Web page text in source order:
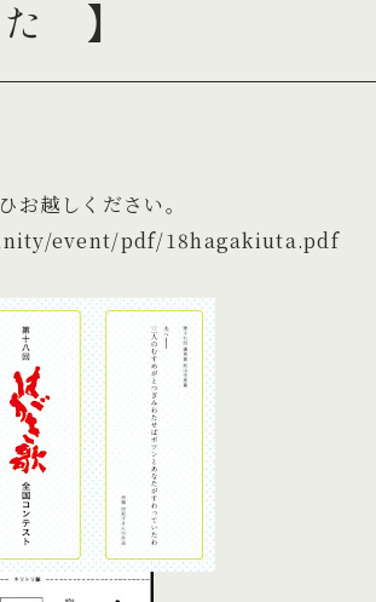
】
越しください。
event/pdf/18hagakiuta.pdf